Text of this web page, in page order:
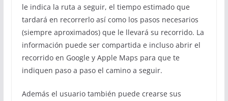
le indica la ruta a seguir, el tiempo estimado que
tardará en recorrerlo así como los pasos necesarios
(siempre aproximados) que le llevará su recorrido. La
información puede ser compartida e incluso abrir el
recorrido en Google y Apple Maps para que te
indiquen paso a paso el camino a seguir.
Además el usuario también puede crearse sus